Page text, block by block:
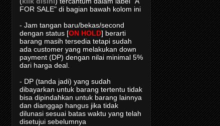
FOR SALE" di bagian bawah kolom ini
- Jam tangan baru/bekas/second
dengan status [ON HOLD] berarti
barang masih tersedia tetapi sudah
ada customer yang melakukan down
payment (DP) dengan nilai minimal 5%
dari harga deal.
- DP (tanda jadi) yang sudah
dibayarkan untuk barang tertentu tidak
bisa dipindahkan untuk barang lainnya
dan dianggap hangus jika tidak
dilunasi sesuai batas waktu yang telah
disetujui sebelumnya